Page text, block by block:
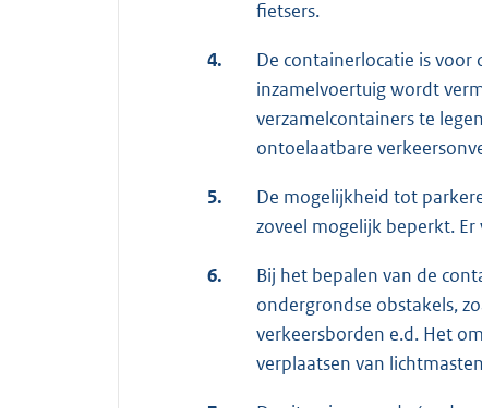
fietsers.
4.
De containerlocatie is
inzamelvoertuig wordt
verzamelcontainers te
ontoelaatbare
5.
De mogelijkheid tot
zoveel mogelijk beperkt.
6.
Bij het bepalen van de
ondergrondse obstakels,
verkeersborden e.d. Het
verplaatsen van